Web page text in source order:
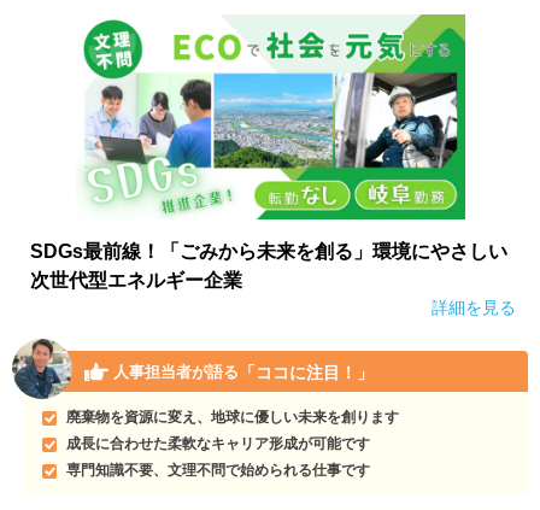
SDGs最前線！「ごみから未来を創る」環境にやさしい
次世代型エネルギー企業
詳細を見る
人事担当者が語る 「ココに注目！」
廃棄物を資源に変え、地球に優しい未来を創ります
成長に合わせた柔軟なキャリア形成が可能です
専門知識不要、文理不問で始められる仕事です